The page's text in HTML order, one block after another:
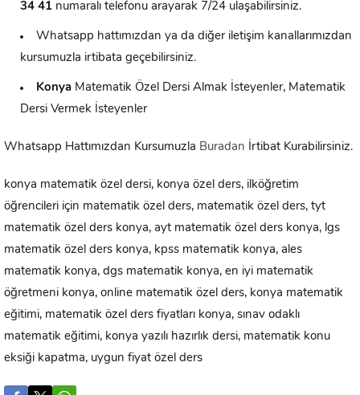
34 41 numaralı telefonu arayarak 7/24 ulaşabilirsiniz.
Whatsapp hattımızdan ya da diğer iletişim kanallarımızdan
kursumuzla irtibata geçebilirsiniz.
Konya Matematik Özel Dersi Almak İsteyenler, Matematik
Dersi Vermek İsteyenler
Whatsapp Hattımızdan Kursumuzla Buradan İrtibat Kurabilirsiniz.
konya matematik özel dersi, konya özel ders, ilköğretim
öğrencileri için matematik özel ders, matematik özel ders, tyt
matematik özel ders konya, ayt matematik özel ders konya, lgs
matematik özel ders konya, kpss matematik konya, ales
matematik konya, dgs matematik konya, en iyi matematik
öğretmeni konya, online matematik özel ders, konya matematik
eğitimi, matematik özel ders fiyatları konya, sınav odaklı
matematik eğitimi, konya yazılı hazırlık dersi, matematik konu
eksiği kapatma, uygun fiyat özel ders